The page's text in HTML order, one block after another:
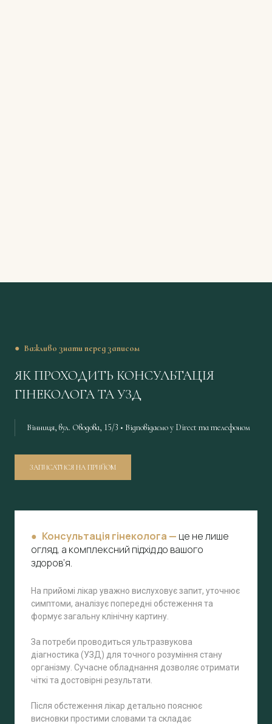
● Важливо знати перед записом
ЯК ПРОХОДИТЬ КОНСУЛЬТАЦІЯ
ГІНЕКОЛОГА ТА УЗД
Вінниця, вул. Оводова, 15/3 • Відповідаємо у Direct та телефоном
ЗАПИСАТИСЯ НА ПРИЙОМ
● Консультація гінеколога — це не лише
огляд, а комплексний підхід до вашого
здоров’я.
На прийомі лікар уважно вислуховує запит, уточнює
симптоми, аналізує попередні обстеження та
формує загальну клінічну картину.
За потреби проводиться ультразвукова
діагностика (УЗД) для точного розуміння стану
організму. Сучасне обладнання дозволяє отримати
чіткі та достовірні результати.
Після обстеження лікар детально пояснює
висновки простими словами та складає